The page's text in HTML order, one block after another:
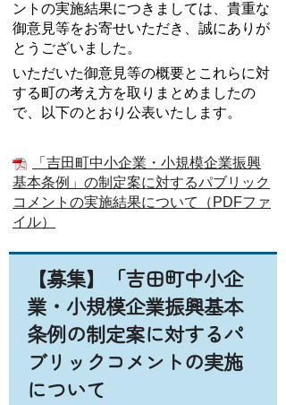
ントの実施結果につきましては、貴重な
御意見等をお寄せいただき、誠にありが
とうございました。
いただいた御意見等の概要とこれらに対
する町の考え方を取りまとめましたの
で、以下のとおり公表いたします。
「吉田町中小企業・小規模企業振興
基本条例」の制定案に対するパブリック
コメントの実施結果について（PDFファ
イル）
【募集】「吉田町中小企
業・小規模企業振興基本
条例の制定案に対するパ
ブリックコメントの実施
について